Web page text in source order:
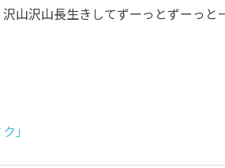
山沢山長生きしてずーっとずーっと
」